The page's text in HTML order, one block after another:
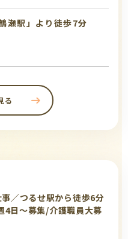
瀬駅」より徒歩7分
る
／つるせ駅から徒歩6分
4日～募集/介護職員大募